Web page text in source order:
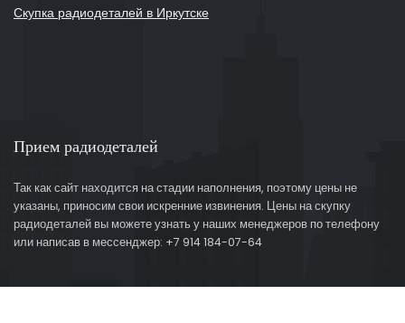
Скупка радиодеталей в Иркутске
Прием радиодеталей
Так как сайт находится на стадии наполнения, поэтому цены не
указаны, приносим свои искренние извинения. Цены на скупку
радиодеталей вы можете узнать у наших менеджеров по телефону
или написав в мессенджер: +7 914 184-07-64